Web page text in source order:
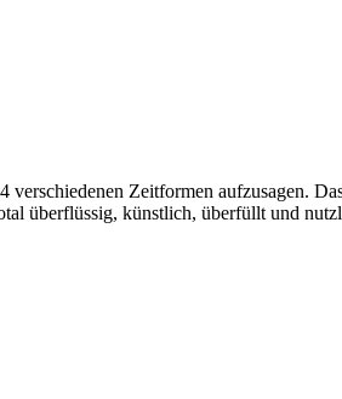
Zeitformen aufzusagen.
überflüssig, künstlich, überfüllt und